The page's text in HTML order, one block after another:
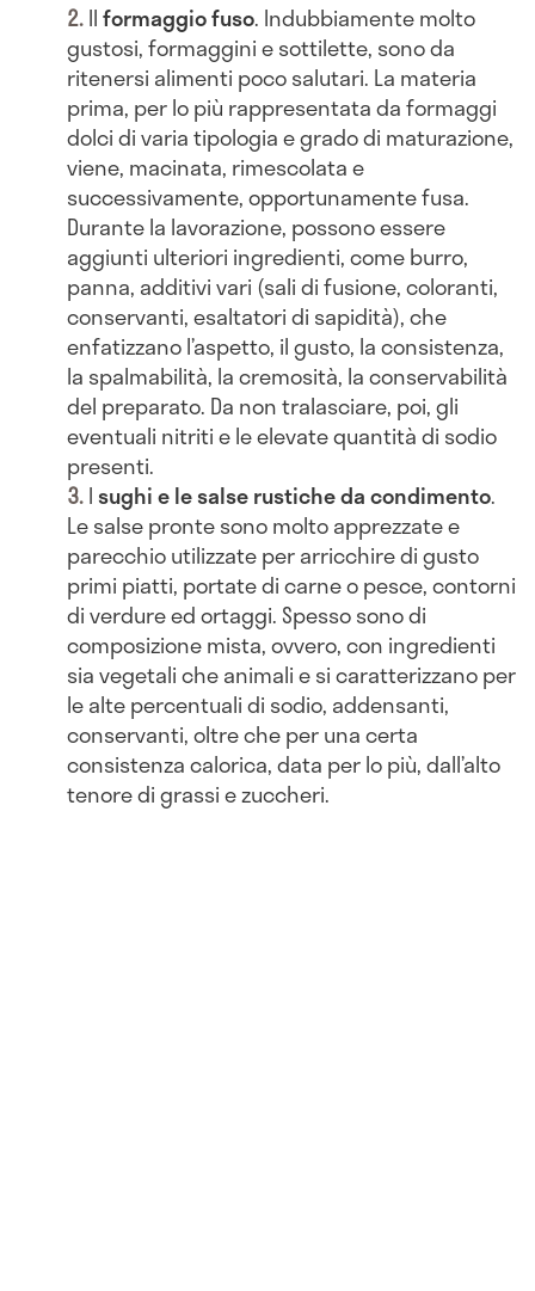
Ilformaggiofuso. Indubbiamente molto
gustosi, formaggini e sottilette, sono da
ritenersi alimenti poco salutari. La materia
prima, per lo più rappresentata da formaggi
dolci di varia tipologia e grado di maturazione,
viene, macinata, rimescolata e
successivamente, opportunamente fusa.
Durante la lavorazione, possono essere
aggiunti ulteriori ingredienti, come burro,
panna, additivi vari (sali di fusione, coloranti,
conservanti, esaltatori di sapidità), che
enfatizzano l’aspetto, il gusto, la consistenza,
la spalmabilità, la cremosità, la conservabilità
del preparato. Da non tralasciare, poi, gli
eventuali nitriti e le elevate quantità di sodio
presenti.
Isughi e le salse rustiche da condimento.
Le salse pronte sono molto apprezzate e
parecchio utilizzate per arricchire di gusto
primi piatti, portate di carne o pesce, contorni
di verdure ed ortaggi. Spesso sono di
composizione mista, ovvero, con ingredienti
sia vegetali che animali e si caratterizzano per
le alte percentuali di sodio, addensanti,
conservanti, oltre che per una certa
consistenza calorica, data per lo più, dall’alto
tenore di grassi e zuccheri.